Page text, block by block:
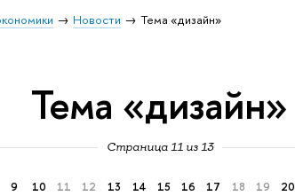
Новости Тема «дизайн»
Тема «дизайн»
Страница 11 из 13
9 10 11 12 13 14 15 16 17 18 19 20